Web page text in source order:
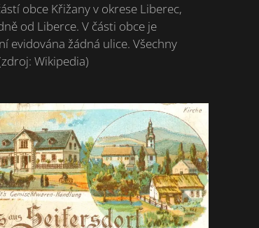
obce Křižany v okrese Liberec,
od Liberce. V části obce je
evidována žádná ulice. Všechny
Wikipedia)